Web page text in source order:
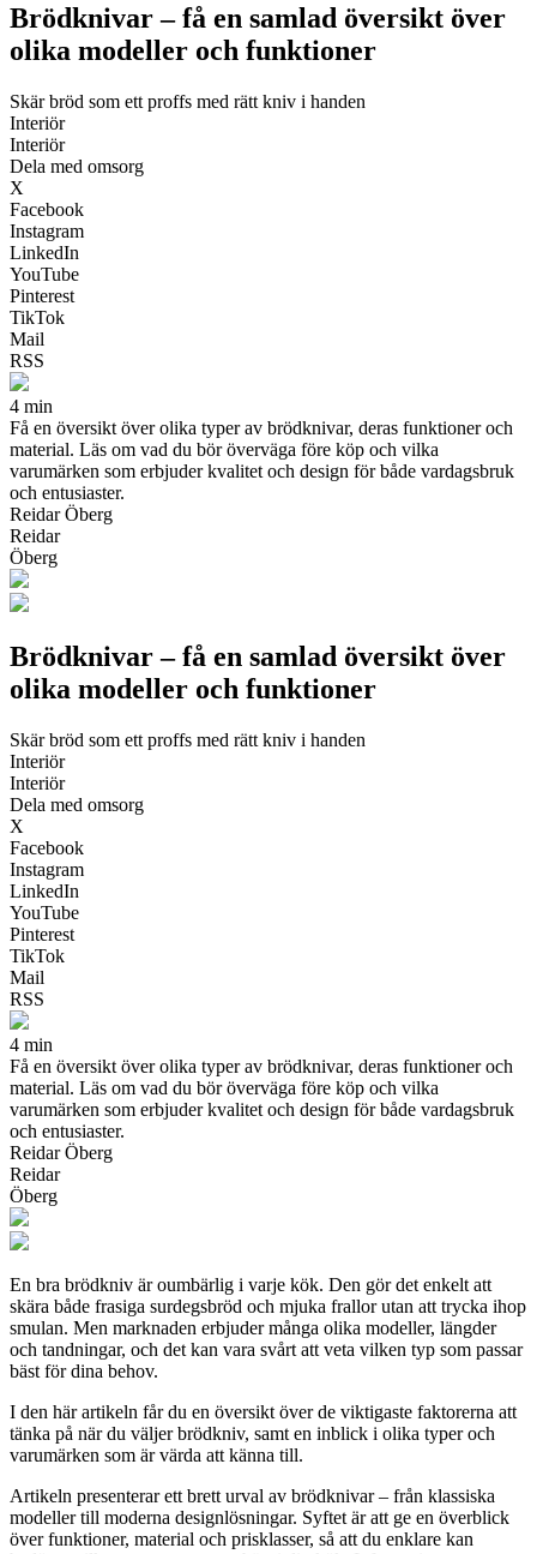
Brödknivar – få en samlad översikt över
olika modeller och funktioner
Skär bröd som ett proffs med rätt kniv i handen
Interiör
Interiör
Dela med omsorg
X
Facebook
Instagram
LinkedIn
YouTube
Pinterest
TikTok
Mail
RSS
4 min
Få en översikt över olika typer av brödknivar, deras funktioner och
material. Läs om vad du bör överväga före köp och vilka
varumärken som erbjuder kvalitet och design för både vardagsbruk
och entusiaster.
Reidar Öberg
Reidar
Öberg
Brödknivar – få en samlad översikt över
olika modeller och funktioner
Skär bröd som ett proffs med rätt kniv i handen
Interiör
Interiör
Dela med omsorg
X
Facebook
Instagram
LinkedIn
YouTube
Pinterest
TikTok
Mail
RSS
4 min
Få en översikt över olika typer av brödknivar, deras funktioner och
material. Läs om vad du bör överväga före köp och vilka
varumärken som erbjuder kvalitet och design för både vardagsbruk
och entusiaster.
Reidar Öberg
Reidar
Öberg
En bra brödkniv är oumbärlig i varje kök. Den gör det enkelt att
skära både frasiga surdegsbröd och mjuka frallor utan att trycka ihop
smulan. Men marknaden erbjuder många olika modeller, längder
och tandningar, och det kan vara svårt att veta vilken typ som passar
bäst för dina behov.
I den här artikeln får du en översikt över de viktigaste faktorerna att
tänka på när du väljer brödkniv, samt en inblick i olika typer och
varumärken som är värda att känna till.
Artikeln presenterar ett brett urval av brödknivar – från klassiska
modeller till moderna designlösningar. Syftet är att ge en överblick
över funktioner, material och prisklasser, så att du enklare kan